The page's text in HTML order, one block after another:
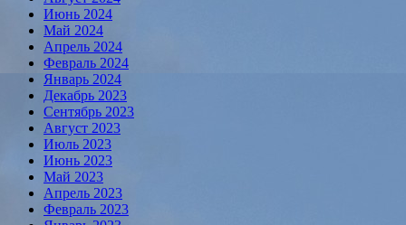
Июнь 2024
Май 2024
Апрель 2024
Февраль 2024
Январь 2024
Декабрь 2023
Сентябрь 2023
Август 2023
Июль 2023
Июнь 2023
Май 2023
Апрель 2023
Февраль 2023